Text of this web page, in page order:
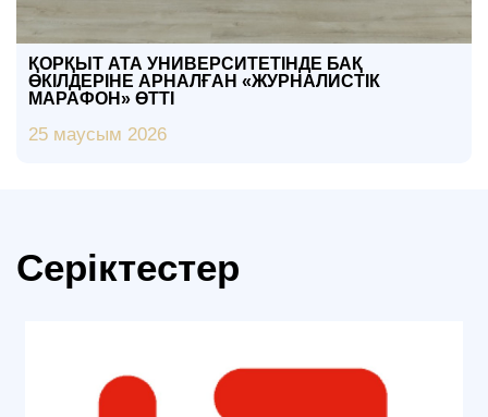
ҚОРҚЫТ АТА УНИВЕРСИТЕТІНДЕ БАҚ
ӨКІЛДЕРІНЕ АРНАЛҒАН «ЖУРНАЛИСТІК
МАРАФОН» ӨТТІ
25 маусым 2026
Серіктестер